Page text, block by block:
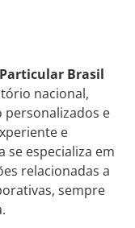
Brasil
nacional,
personalizados e
e
se especializa em
relacionadas a
sempre